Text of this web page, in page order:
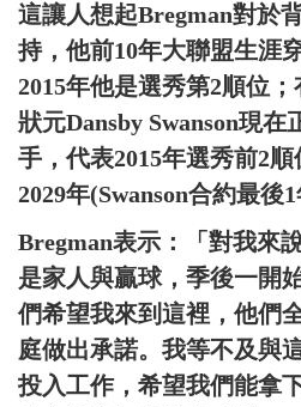
這讓人想起Bregman對於
持，他前10年大聯盟生涯
2015年他是選秀第2順位
狀元Dansby Swanson現在
手，代表2015年選秀前2
2029年(Swanson合約最後1
Bregman表示：「對我來
是家人與贏球，季後一開
們希望我來到這裡，他們
庭做出承諾。我等不及與
投入工作，希望我們能拿